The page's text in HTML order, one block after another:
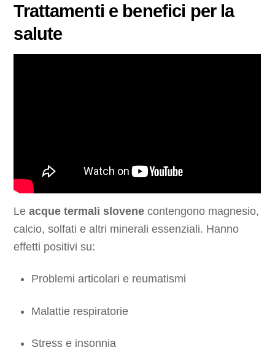
Trattamenti e benefici per la
salute
Leacque termali slovene contengono magnesio,
calcio, solfati e altri minerali essenziali. Hanno
effetti positivi su:
Problemi articolari e reumatismi
Malattie respiratorie
Stress e insonnia